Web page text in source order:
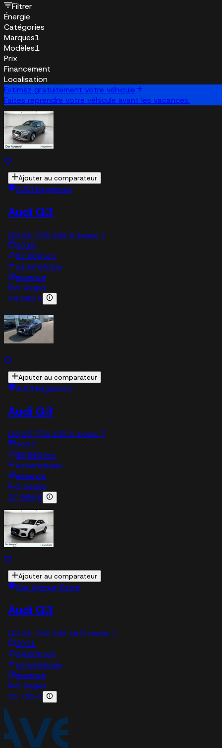
Filtrer
Énergie
Catégories
Marques1
Modèles1
Prix
Financement
Localisation
Estimez gratuitement votre véhicule
Faites reprendre votre véhicule avant les vacances.
Ajouter au comparateur
AUDI Haguenau
Audi Q3
Q3 35 TFSI 150 S tronic 7
2019
82,000 km
automatique
essence
5 sieges
24 989 €
Ajouter au comparateur
AUDI Haguenau
Audi Q3
Q3 35 TFSI 150 S tronic 7
2022
99,993 km
automatique
essence
5 sieges
27 989 €
Ajouter au comparateur
Car Avenue Store
Audi Q3
Q3 35 TFSI 150 ch S tronic 7
2021
54,000 km
automatique
essence
5 sieges
25 755 €